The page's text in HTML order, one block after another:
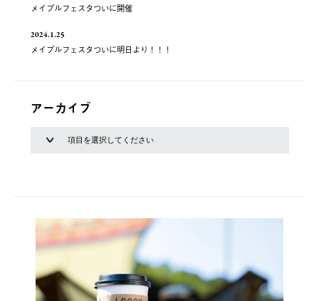
メイプルフェスタついに開催
2024.1.25
メイプルフェスタついに明日より！！！
アーカイブ